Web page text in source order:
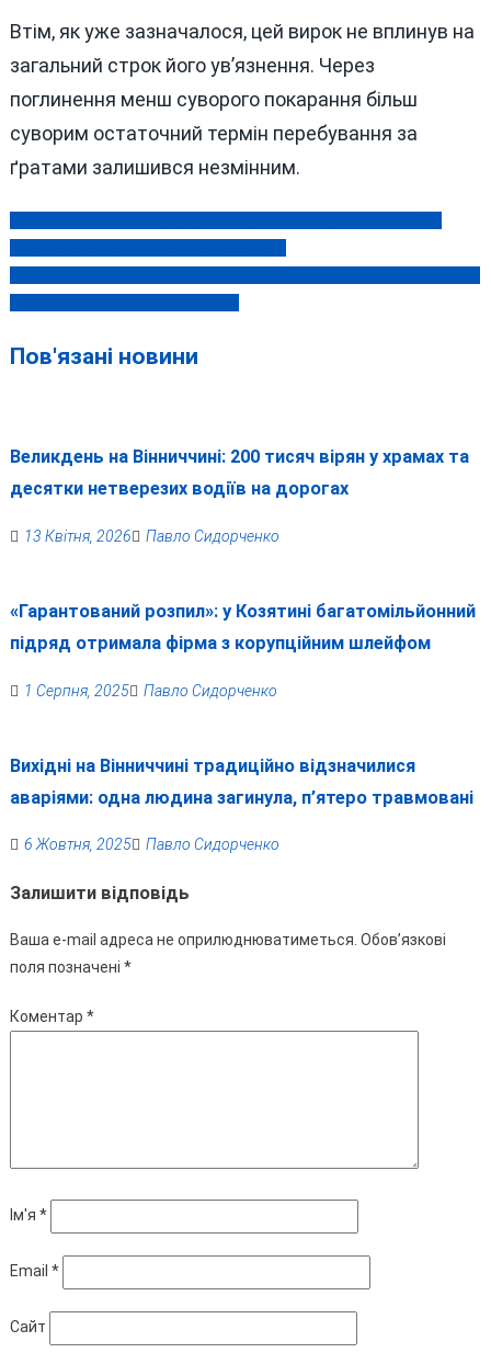
Втім, як уже зазначалося, цей вирок не вплинув на
загальний строк його ув’язнення. Через
поглинення менш суворого покарання більш
суворим остаточний термін перебування за
ґратами залишився незмінним.
Навігація
записів
Пов'язані новини
Великдень на Вінниччині: 200 тисяч вірян у храмах та
десятки нетверезих водіїв на дорогах
13 Квітня, 2026 Павло Сидорченко
«Гарантований розпил»: у Козятині багатомільйонний
підряд отримала фірма з корупційним шлейфом
1 Серпня, 2025 Павло Сидорченко
Вихідні на Вінниччині традиційно відзначилися
аваріями: одна людина загинула, п’ятеро травмовані
6 Жовтня, 2025 Павло Сидорченко
Залишити відповідь
Ваша e-mail адреса не оприлюднюватиметься. Обов’язкові
поля позначені *
Коментар *
Ім'я *
Email *
Сайт